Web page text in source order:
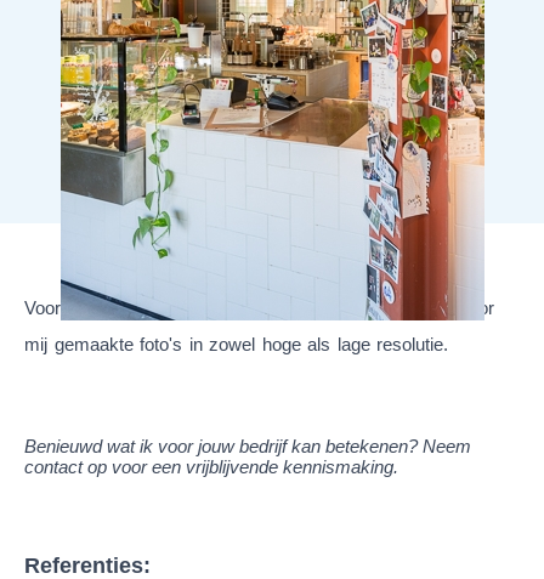
Voor dit bedrag krijg je alle digitale bestanden van de door
mij gemaakte foto's in zowel hoge als lage resolutie.
Benieuwd wat ik voor jouw bedrijf kan betekenen? Neem
contact op voor een vrijblijvende kennismaking.
Referenties: